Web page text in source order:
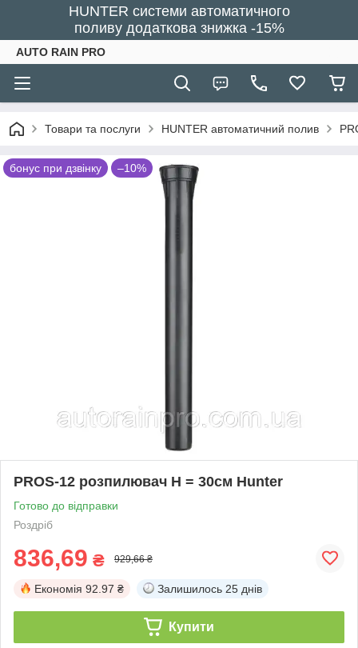
HUNTER системи автоматичного
поливу додаткова знижка -15%
AUTO RAIN PRO
Товари та послуги HUNTER автоматичний полив
бонус при дзвінку –10%
PROS-12 розпилювач Н = 30см Hunter
Готово до відправки
Роздріб
836,69 ₴ 929,66 ₴
Економія 92.97 ₴ Залишилось 25 днів
Купити